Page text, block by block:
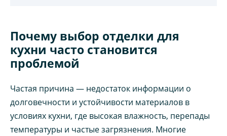
Почему выбор отделки для
кухни часто становится
проблемой
Частая причина — недостаток информации о
долговечности и устойчивости материалов в
условиях кухни, где высокая влажность, перепады
температуры и частые загрязнения. Многие